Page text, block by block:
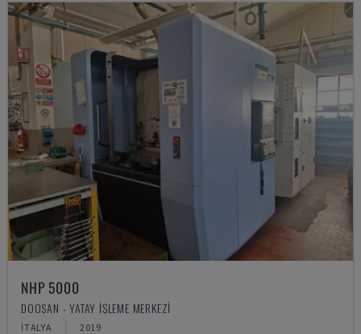
NHP 5000
DOOSAN - YATAY İŞLEME MERKEZI
İTALYA 2019